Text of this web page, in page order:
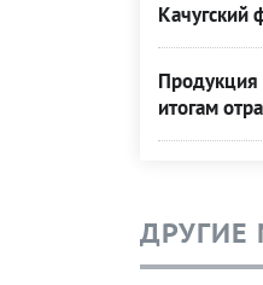
Качугский
Продукция
итогам
ДРУГИЕ